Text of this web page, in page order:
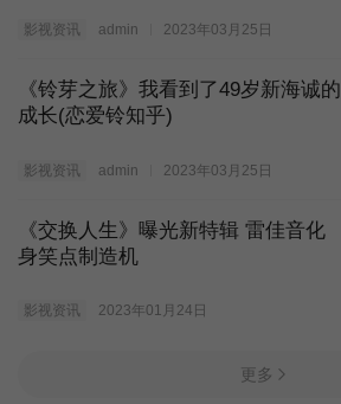
影视资讯 admin 2023年03月25日
《铃芽之旅》我看到了49岁新海诚的
成长(恋爱铃知乎)
影视资讯 admin 2023年03月25日
《交换人生》曝光新特辑 雷佳音化
身笑点制造机
影视资讯 2023年01月24日
更多